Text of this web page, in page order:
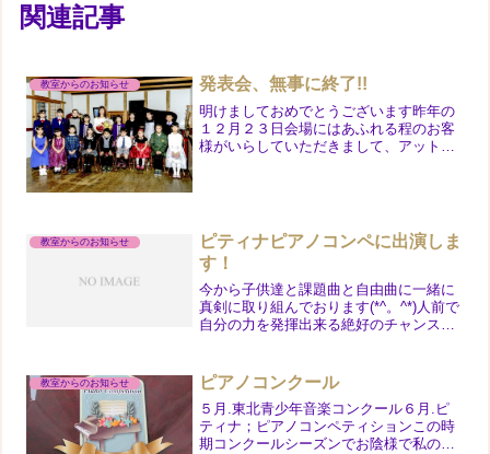
関連記事
教室からのお知らせ 発表会、無事に終了!!
明けましておめでとうございます昨年の
１２月２３日会場にはあふれる程のお客
様がいらしていただきまして、アットホ
教室からのお知らせ
ピティナピアノコンペに出演しま
す！
今から子供達と課題曲と自由曲に一緒に
真剣に取り組んでおります(*^。^*)人前で
自分の力を発揮出来る絶好のチャンス
せんその緊張やワクワク感がわかるから
こそ、全力でサ...
教室からのお知らせ ピアノコンクール
５月.東北青少年音楽コンクール６月.ピ
ティナ；ピアノコンペティションこの時
期コンクールシーズンでお陰様で私の教